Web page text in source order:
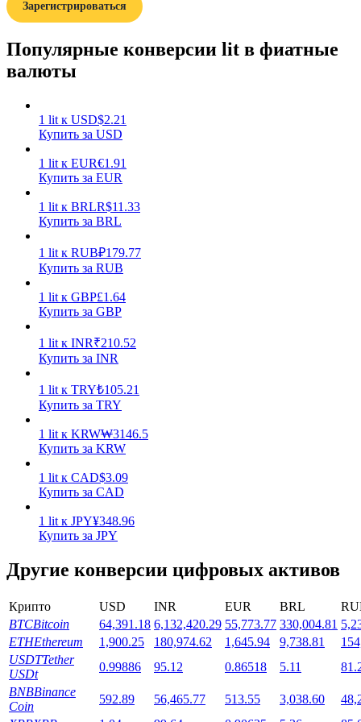
Заработок
Получайте конкурентные награды ежедневно
Стейкинг
Launchpool
Гибкая ставка для заработка популярных токенов
Зарегистрироваться
Популярные конверсии lit в фиатные
валюты
1 lit к USD$2.21
Купить за USD
1 lit к EUR€1.91
Купить за EUR
1 lit к BRLR$11.33
Купить за BRL
1 lit к RUB₽179.77
Купить за RUB
1 lit к GBP£1.64
Купить за GBP
1 lit к INR₹210.52
Купить за INR
1 lit к TRY₺105.21
Купить за TRY
1 lit к KRW₩3146.5
Купить за KRW
1 lit к CAD$3.09
Купить за CAD
1 lit к JPY¥348.96
Купить за JPY
Другие конверсии цифровых активов
Крипто USD INR EUR BRL
BTCBitcoin 64,391.18 6,132,420.29 55,773.77 330,004.81
ETHEthereum 1,900.25 180,974.62 1,645.94 9,738.81
USDTTether
USDt
0.99886 95.12 0.86518 5.11
BNBBinance
Coin
592.89 56,465.77 513.55 3,038.60